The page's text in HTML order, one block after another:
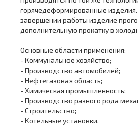
горячедеформированные
завершении работы изделие
дополнительную прокатку в
Основные области применения:
- Коммунальное хозяйство;
- Производство автомобилей;
- Нефтегазовая область;
- Химическая промышленность;
- Производство разного рода
- Строительство;
- Котельные установки.